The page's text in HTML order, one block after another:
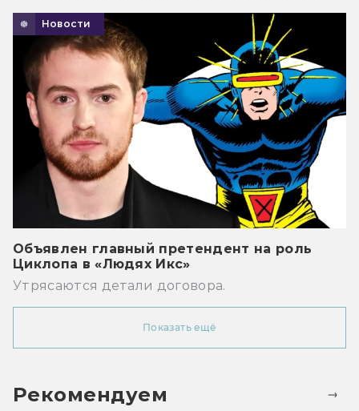
Новости
Объявлен главный претендент на роль
Циклопа в «Людях Икс»
Утрясаются детали договора.
Показать ещё
Рекомендуем